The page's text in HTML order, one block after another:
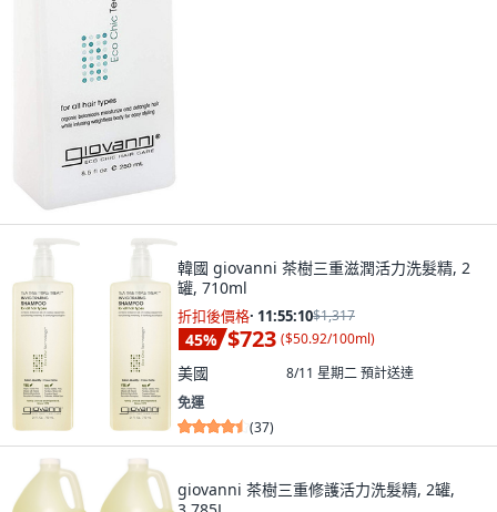
韓國 giovanni 茶樹三重滋潤活力洗髮精, 2
罐, 710ml
折扣後價格· 11:55:08$1,317
45% $723 ($50.92/100ml)
美國 8/11 星期二預計送達
免運
(37)
giovanni 茶樹三重修護活力洗髮精, 2罐,